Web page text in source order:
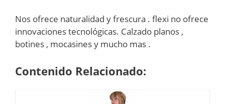
Nos ofrece naturalidad y frescura . flexi no ofrece
innovaciones tecnológicas. Calzado planos ,
botines , mocasines y mucho mas .
Contenido Relacionado: